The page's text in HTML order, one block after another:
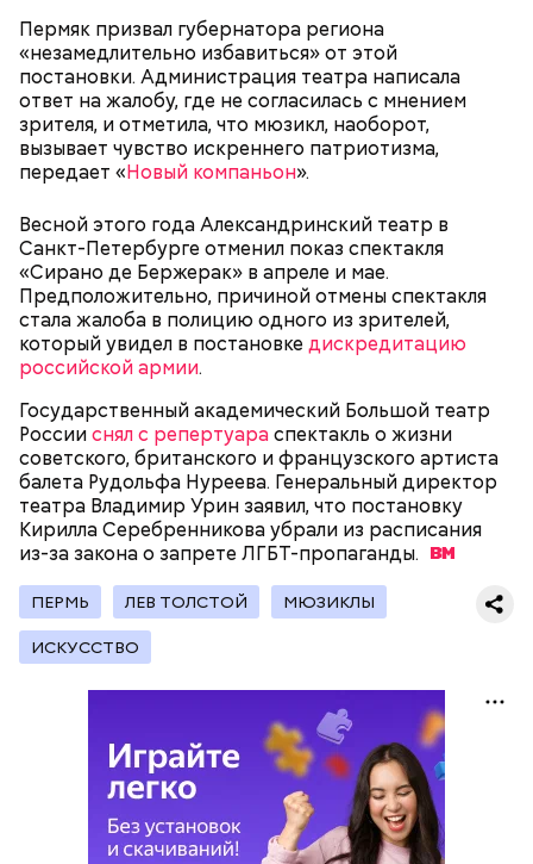
Пермяк призвал губернатора региона
«незамедлительно избавиться» от этой
постановки. Администрация театра написала
ответ на жалобу, где не согласилась с мнением
зрителя, и отметила, что мюзикл, наоборот,
вызывает чувство искреннего патриотизма,
передает «Новый компаньон».
Весной этого года Александринский театр в
Санкт-Петербурге отменил показ спектакля
«Сирано де Бержерак» в апреле и мае.
Предположительно, причиной отмены спектакля
стала жалоба в полицию одного из зрителей,
который увидел в постановке дискредитацию
российской армии.
Государственный академический Большой театр
Россииснял с репертуараспектакль о жизни
советского, британского и французского артиста
балета Рудольфа Нуреева. Генеральный директор
театра Владимир Урин заявил, что постановку
Кирилла Серебренникова убрали из расписания
из-за закона о запрете ЛГБТ-пропаганды.
ПЕРМЬ ЛЕВ ТОЛСТОЙ МЮЗИКЛЫ
ИСКУССТВО
Вред дыни
Фото: Shutterstock
Однако диетолог предупредила: не для всех дыня
есть с осторожностью людям:
— Наиболее распространенные борщ, щи, котлеты,
салаты, лаваш с творогом и сыром, пироги, омлет,
запеканка. Щавеля там везде используется
немного, поэтому никакого вреда от него не будет.
Чем разнообразнее рацион питания человека, тем
лучше. Потому что это исключает вероятность
возникновения дефицитов микроэлементов, —
Вовсю идет и сезон черешни. «Вечерняя Москва»
узнала у врача — эндокринолога-диетолога
Натальи Лазуренко,как правильно есть эту ягоду
пользой для здоровья.